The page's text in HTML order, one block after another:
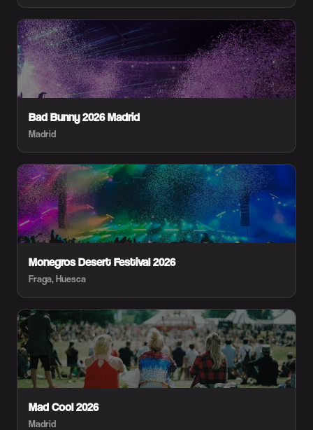
Bad Bunny 2026 Madrid
Madrid
Monegros Desert Festival 2026
Fraga, Huesca
Mad Cool 2026
Madrid